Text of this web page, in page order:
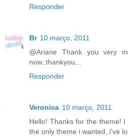
Responder
Br 10 março, 2011
@Ariane Thank you very
now..thankyou...
Responder
Veronica 10 março, 2011
Hello! Thanks for the theme!
the only theme i wanted, i've